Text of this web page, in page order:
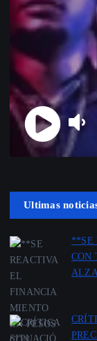
Ultimas
**SE
CON